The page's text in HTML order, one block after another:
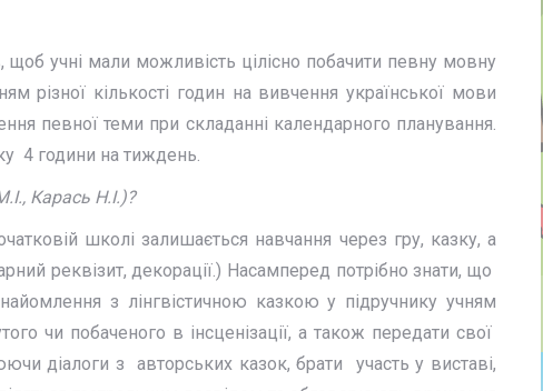
щоб учні мали можливість цілісно побачити певну мовну
різної кількості годин на вивчення української мови
певної теми при складанні календарного планування.
4 години на тиждень.
Карась Н.І.)?
школі залишається навчання через гру, казку, а
реквізит, декорації.) Насамперед потрібно знати, що
з лінгвістичною казкою у підручнику учням
чи побаченого в інсценізації, а також передати свої
діалоги з авторських казок, брати участь у виставі,